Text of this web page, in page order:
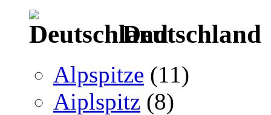
Deutschland
Alpspitze (11)
Aiplspitz (8)